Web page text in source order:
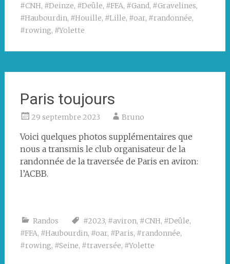
#CNH, #Deinze, #Deûle, #FFA, #Gand, #Gravelines,
#Haubourdin, #Houille, #Lille, #oar, #randonnée,
#rowing, #Yolette
Paris toujours
29 septembre 2023 Bruno
Voici quelques photos supplémentaires que
nous a transmis le club organisateur de la
randonnée de la traversée de Paris en aviron:
l’ACBB.
bateaux
du
CNH
en
Randos #2023, #aviron, #CNH, #Deûle,
#FFA, #Haubourdin, #oar, #Paris, #randonnée,
#rowing, #Seine, #traversée, #Yolette